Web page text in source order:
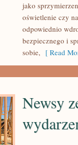
WYGODNEGO
jako
oświetlenie czy
odpowiednio
bezpiecznego i
sobie, [ Read
Newsy